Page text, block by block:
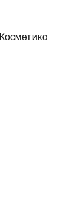
Косметика